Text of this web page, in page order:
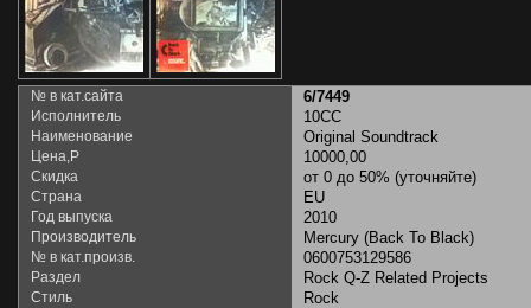
№ в кат.сайта 6/7449
Исполнитель 10CC
Наименование Original Soundtrack
Цена,Р 10000,00
Скидка от 0 до 50% (уточняйте)
Страна EU
Год выпуска 2010
Производитель Mercury (Back To Black)
№ в кат.произв. 0600753129586
Раздел Rock Q-Z Related Projects
Стиль Rock